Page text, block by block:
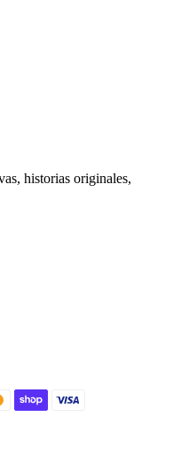
historias originales,